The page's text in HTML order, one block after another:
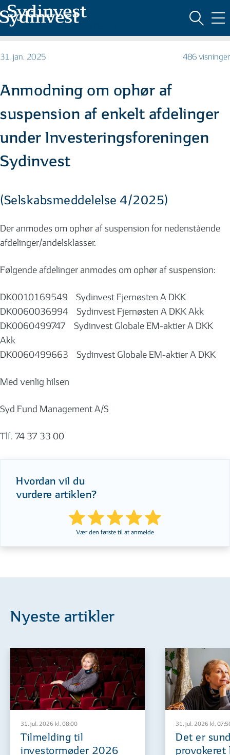
MARKEDSFØRINGSMATERIALE
31. jan. 2025 486 visninger
Anmodning om ophør af
suspension af enkelt afdelinger
under Investeringsforeningen
Sydinvest
(Selskabsmeddelelse 4/2025)
Der anmodes om ophør af suspension for nedenstående
afdelinger/andelsklasser.
Følgende afdelinger anmodes om ophør af suspension:
DK0010169549 Sydinvest Fjernøsten A DKK
DK0060036994 Sydinvest Fjernøsten A DKK Akk
DK0060499747 Sydinvest Globale EM-aktier A DKK
Akk
DK0060499663 Sydinvest Globale EM-aktier A DKK
Med venlig hilsen
Syd Fund Management A/S
Tlf. 74 37 33 00
Hvordan vil du
vurdere artiklen?
Vær den første til at anmelde
Nyeste artikler
31. jul. 2026 kl. 08:00
Tilmelding til
investormøder 2026
31. jul. 2026 kl.
Det er
provokeret